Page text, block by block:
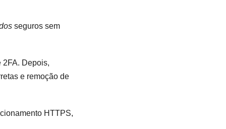
seguros sem
2FA. Depois,
e remoção de
HTTPS,